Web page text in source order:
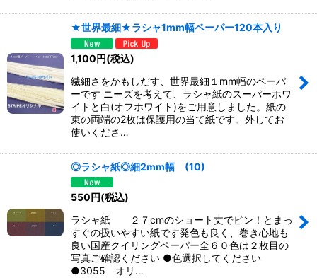
★世界最細★ラシャ1mm幅ペーパー120本入り
1,100円(税込)
繊細さをかもしだす、世界最細１mm幅のペーパ
ーです ニーズを考えて、ラシャ紙のスーパーホワ
イトと白(オフホワイト)をご用意しました。紙の
束の両端の2枚は保護用の当て紙です。外してお
使いくださ…
◎ラシャ紙◎細2mm幅 (10)
550円(税込)
ラシャ紙 ２７cmのショート丈でピン！とまっ
すぐの扱いやすい紙です発色も良く、巻き心地も
良い国産クイリングペーパー全６０色は２枚目の
写真ご確認ください ●色選択してください
●3055 オリ…